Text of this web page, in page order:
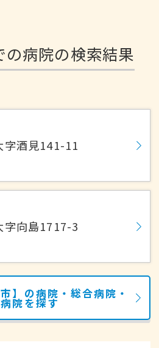
病院の検索結果
字酒見141-11
字向島1717-3
】の病院・総合病院・
院を探す